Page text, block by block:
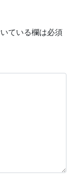
ている欄は必須